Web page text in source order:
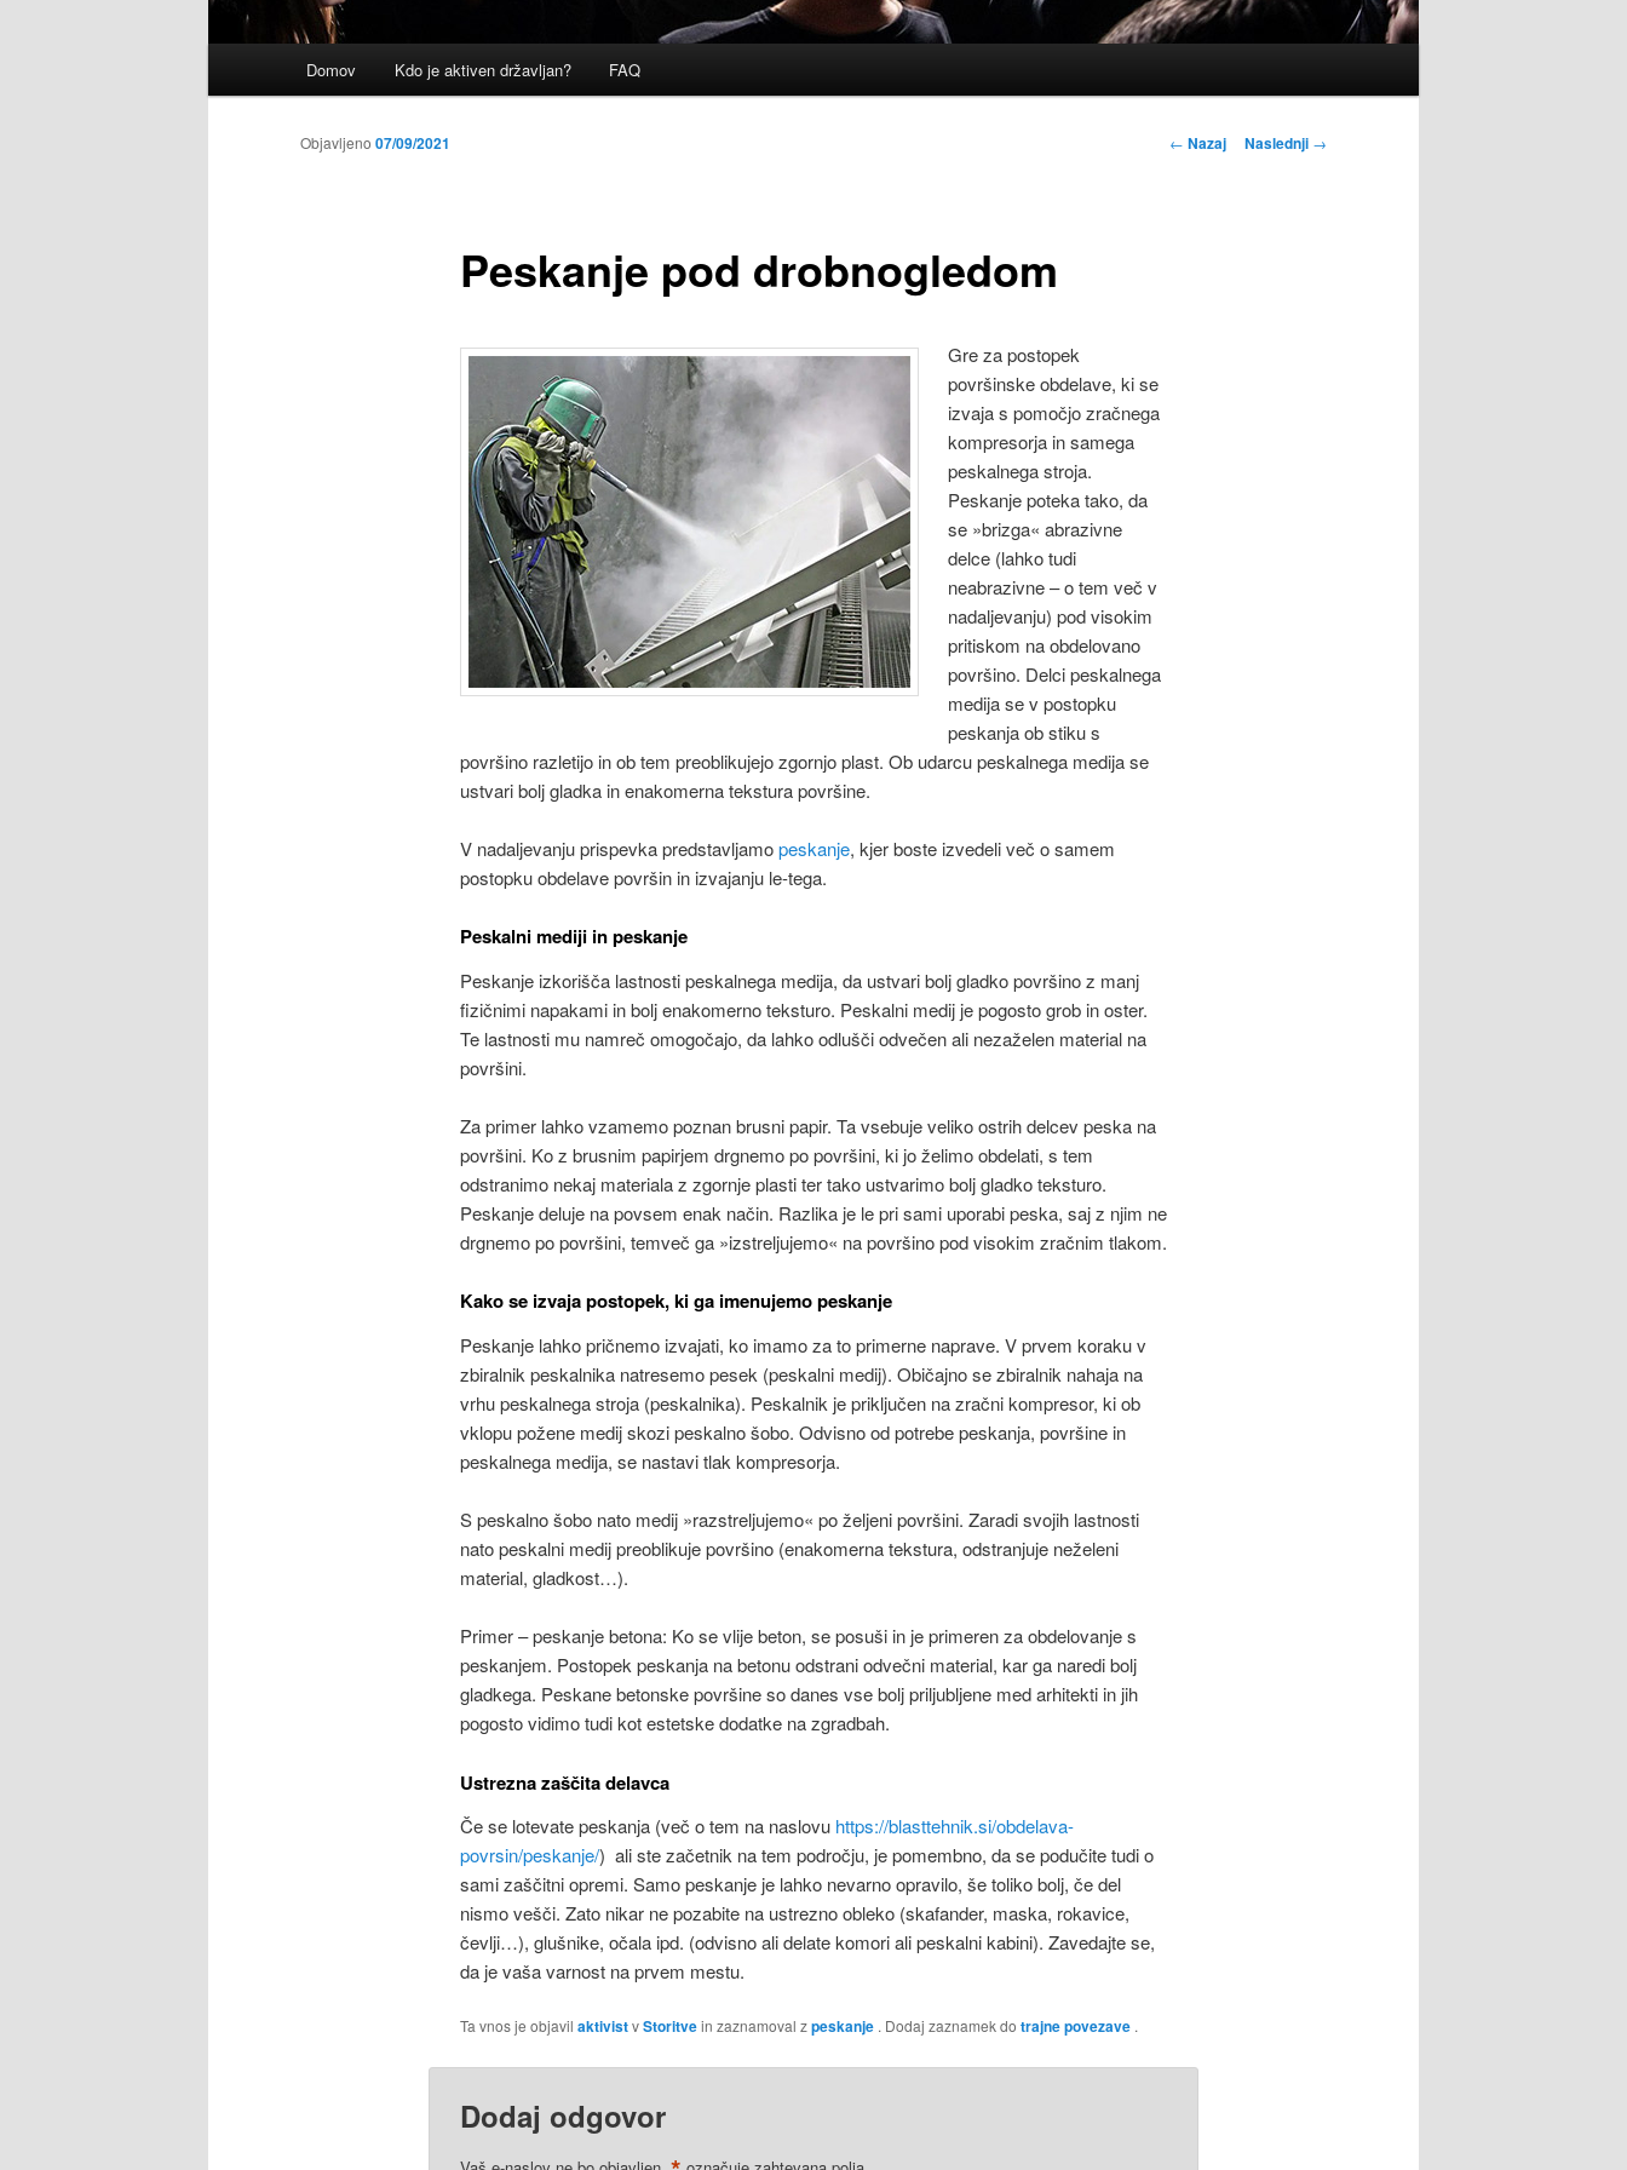
Domov Kdo je aktiven državljan? FAQ
Krmarjenje
← Nazaj Naslednji →
Peskanje pod drobnogledom
Objavljeno 07/09/2021
Gre za postopek
površinske obdelave, ki se
izvaja s pomočjo zračnega
kompresorja in samega
peskalnega stroja.
Peskanje poteka tako, da
se »brizga« abrazivne
delce (lahko tudi
neabrazivne – o tem več v
nadaljevanju) pod visokim
pritiskom na obdelovano
površino. Delci peskalnega
medija se v postopku
peskanja ob stiku s
površino razletijo in ob tem preoblikujejo zgornjo plast. Ob udarcu peskalnega medija se
ustvari bolj gladka in enakomerna tekstura površine.
V nadaljevanju prispevka predstavljamopeskanje, kjer boste izvedeli več o samem
postopku obdelave površin in izvajanju le-tega.
Peskalni mediji in peskanje
Peskanje izkorišča lastnosti peskalnega medija, da ustvari bolj gladko površino z manj
fizičnimi napakami in bolj enakomerno teksturo. Peskalni medij je pogosto grob in oster.
Te lastnosti mu namreč omogočajo, da lahko odlušči odvečen ali nezaželen material na
površini.
Za primer lahko vzamemo poznan brusni papir. Ta vsebuje veliko ostrih delcev peska na
površini. Ko z brusnim papirjem drgnemo po površini, ki jo želimo obdelati, s tem
odstranimo nekaj materiala z zgornje plasti ter tako ustvarimo bolj gladko teksturo.
Peskanje deluje na povsem enak način. Razlika je le pri sami uporabi peska, saj z njim ne
drgnemo po površini, temveč ga »izstreljujemo« na površino pod visokim zračnim tlakom.
Kako se izvaja postopek, ki ga imenujemo peskanje
Peskanje lahko pričnemo izvajati, ko imamo za to primerne naprave. V prvem koraku v
zbiralnik peskalnika natresemo pesek (peskalni medij). Običajno se zbiralnik nahaja na
vrhu peskalnega stroja (peskalnika). Peskalnik je priključen na zračni kompresor, ki ob
vklopu požene medij skozi peskalno šobo. Odvisno od potrebe peskanja, površine in
peskalnega medija, se nastavi tlak kompresorja.
S peskalno šobo nato medij »razstreljujemo« po željeni površini. Zaradi svojih lastnosti
nato peskalni medij preoblikuje površino (enakomerna tekstura, odstranjuje neželeni
material, gladkost…).
Primer – peskanje betona: Ko se vlije beton, se posuši in je primeren za obdelovanje s
peskanjem. Postopek peskanja na betonu odstrani odvečni material, kar ga naredi bolj
gladkega. Peskane betonske površine so danes vse bolj priljubljene med arhitekti in jih
pogosto vidimo tudi kot estetske dodatke na zgradbah.
Ustrezna zaščita delavca
Če se lotevate peskanja (več o tem na naslovu https://blasttehnik.si/obdelava-
povrsin/peskanje/) ali ste začetnik na tem področju, je pomembno, da se podučite tudi o
sami zaščitni opremi. Samo peskanje je lahko nevarno opravilo, še toliko bolj, če del
nismo vešči. Zato nikar ne pozabite na ustrezno obleko (skafander, maska, rokavice,
čevlji…), glušnike, očala ipd. (odvisno ali delate komori ali peskalni kabini). Zavedajte se,
da je vaša varnost na prvem mestu.
Ta vnos je objavil aktivistvStoritvein zaznamoval zpeskanje. Dodaj zaznamek do trajne povezave.
Dodaj odgovor